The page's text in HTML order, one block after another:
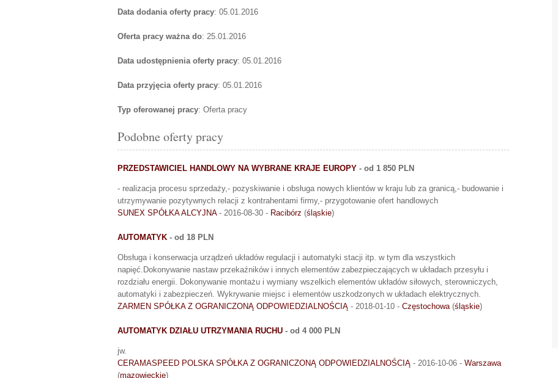
Data dodania oferty pracy: 05.01.2016
Oferta pracy ważna do: 25.01.2016
Data udostępnienia oferty pracy: 05.01.2016
Data przyjęcia oferty pracy: 05.01.2016
Typ oferowanej pracy: Oferta pracy
Podobne oferty pracy
PRZEDSTAWICIEL HANDLOWY NA WYBRANE KRAJE EUROPY - od 1 850 PLN
- realizacja procesu sprzedaży,- pozyskiwanie i obsługa nowych klientów w kraju lub za granicą,- budowanie i
utrzymywanie pozytywnych relacji z kontrahentami firmy,- przygotowanie ofert handlowych
SUNEX SPÓŁKA ALCYJNA- 2016-08-30 - Racibórz (śląskie)
AUTOMATYK - od 18 PLN
Obsługa i konserwacja urządzeń układów regulacji i automatyki stacji itp. w tym dla wszystkich
napięć.Dokonywanie nastaw przekaźników i innych elementów zabezpieczających w układach przesyłu i
rozdziału energii. Dokonywanie montażu i wymiany wszelkich elementów układów siłowych, sterowniczych,
automatyki i zabezpieczeń. Wykrywanie miejsc i elementów uszkodzonych w układach elektrycznych.
ZARMEN SPÓŁKA Z OGRANICZONĄ ODPOWIEDZIALNOŚCIĄ - 2018-01-10 - Częstochowa(śląskie)
AUTOMATYK DZIAŁU UTRZYMANIA RUCHU - od 4 000 PLN
jw.
CERAMASPEED POLSKA SPÓŁKA Z OGRANICZONĄ ODPOWIEDZIALNOŚCIĄ - 2016-10-06 - Warszawa
(mazowieckie)